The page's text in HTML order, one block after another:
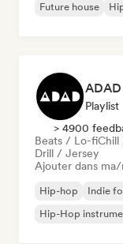
Future house
Playlist
> 4900
Beats / Lo-fiChill
Drill / Jersey
Ajouter dans ma/
Hip-hop Indie
Hip-Hop